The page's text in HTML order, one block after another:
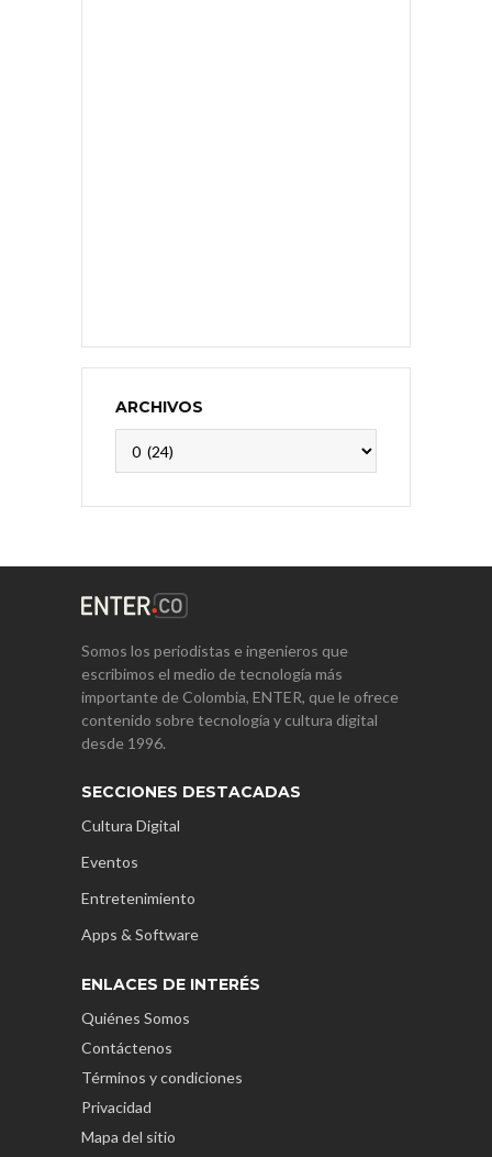
ARCHIVOS
Somos los periodistas e ingenieros que
escribimos el medio de tecnología más
importante de Colombia, ENTER, que le ofrece
contenido sobre tecnología y cultura digital
desde 1996.
SECCIONES DESTACADAS
Cultura Digital
Eventos
Entretenimiento
Apps & Software
ENLACES DE INTERÉS
Quiénes Somos
Contáctenos
Términos y condiciones
Privacidad
Mapa del sitio